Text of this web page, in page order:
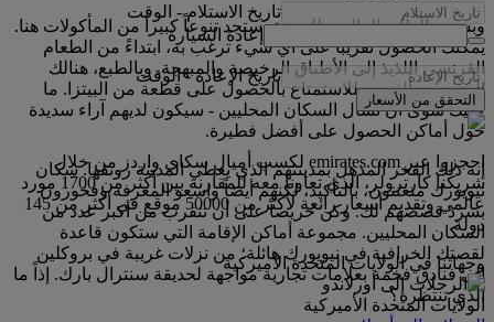
وبسبب الطابع العالمي للمدينة، ستجد تنوعاً كبيرأ من المأكولات هنا.
يمكنك الحصول تقريباً على أي شيء ترغب به، ابتداءً من الطعام
الفرنسي اللذيذ إلى الأطباق الرخيصة والمبهجة. وبالطبع، هنالك
العديد من الفرص للاستمتاع بالحصول على قطعة من البيتزا. ما
عليك سوى أن تسأل السكان المحليين - سيكون لديهم آراء سديدة
حول أماكن الحصول على أفضل فطيرة.
إنه ذلك الفخر المذهل بمدينتهم الذي يعطي المدينة رونقها. سكان
نيويورك متعنتون، بالتأكيد، لكنهم أيضاً واسعو المعرفة وفخورون
بسرد قصصهم لك. وكن حريصاً على أن تتقرب من أكبر عدد من
السكان المحليين. مجموعة أماكن الإقامة التي ستكون قاعدة
لقصتك الخرافية في نيويورك هائلة؛ من نزلات غريبة في بروكلين
إلى فنادق فخمة بعلامات تجارية مواجهة لحديقة سنترال بارك. إذاً ما
الذي تنتظره؟
تاريخ الاستلام - الوقت
إعادة السيارة
تاريخ الإعادة - الوقت
التحقق من الأسعار
احجزوا عبر emirates.com لكسب أميال سكاي واردز من خلال
شريكنا كارترولر، الذي تعاونا معه للمقارنة بين أكثر من 1700 مورد
عالمي وتقديم أسعار رائعة لأكثر من 50000 موقع في أكثر من 145
دولة.
وجهاتنا في الولايات المتحدة الأميركية
الولايات المتحدة الأميركية